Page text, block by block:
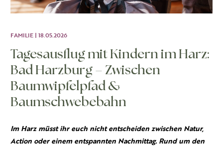
FAMILIE | 18.05.2026
Tagesausflug mit Kindern im Harz:
Bad Harzburg – Zwischen
Baumwipfelpfad &
Baumschwebebahn
Im Harz müsst ihr euch nicht entscheiden zwischen Natur,
Action oder einem entspannten Nachmittag. Rund um den